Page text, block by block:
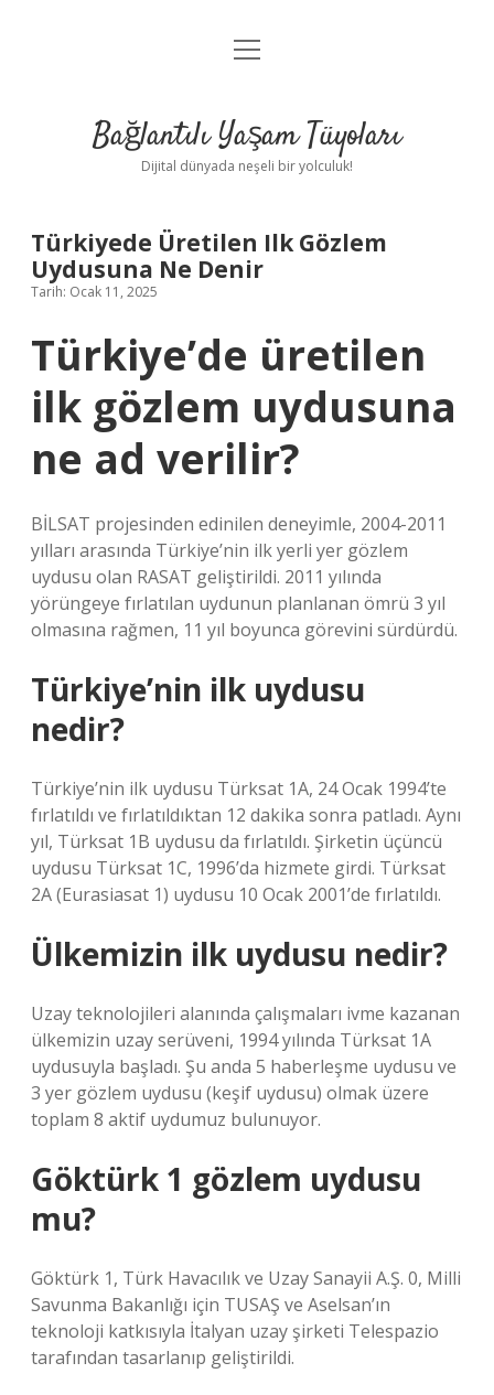
Anasayfa
Yasal Uyarı
menüyü
Bağlantılı Yaşam Tüyoları
Dijital dünyada neşeli bir yolculuk!
Türkiyede Üretilen Ilk Gözlem
Uydusuna Ne Denir
Tarih: Ocak 11, 2025
Türkiye’de üretilen
ilk gözlem uydusuna
ne ad verilir?
BİLSAT projesinden edinilen deneyimle, 2004-2011
yılları arasında Türkiye’nin ilk yerli yer gözlem
uydusu olan RASAT geliştirildi. 2011 yılında
yörüngeye fırlatılan uydunun planlanan ömrü 3 yıl
olmasına rağmen, 11 yıl boyunca görevini sürdürdü.
Türkiye’nin ilk uydusu
nedir?
Türkiye’nin ilk uydusu Türksat 1A, 24 Ocak 1994’te
fırlatıldı ve fırlatıldıktan 12 dakika sonra patladı. Aynı
yıl, Türksat 1B uydusu da fırlatıldı. Şirketin üçüncü
uydusu Türksat 1C, 1996’da hizmete girdi. Türksat
2A (Eurasiasat 1) uydusu 10 Ocak 2001’de fırlatıldı.
Ülkemizin ilk uydusu nedir?
Uzay teknolojileri alanında çalışmaları ivme kazanan
ülkemizin uzay serüveni, 1994 yılında Türksat 1A
uydusuyla başladı. Şu anda 5 haberleşme uydusu ve
3 yer gözlem uydusu (keşif uydusu) olmak üzere
toplam 8 aktif uydumuz bulunuyor.
Göktürk 1 gözlem uydusu
mu?
Göktürk 1, Türk Havacılık ve Uzay Sanayii A.Ş. 0, Milli
Savunma Bakanlığı için TUSAŞ ve Aselsan’ın
teknoloji katkısıyla İtalyan uzay şirketi Telespazio
tarafından tasarlanıp geliştirildi.